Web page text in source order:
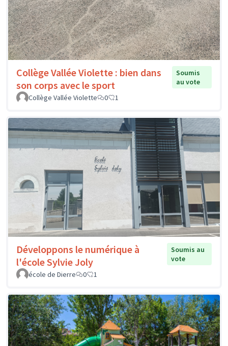
Collège Vallée Violette : bien dans
son corps avec le sport
Soumis
au vote
Collège Vallée Violette
0 1
Développons le numérique à
l'école Sylvie Joly
Soumis au
vote
école de Dierre
0 1